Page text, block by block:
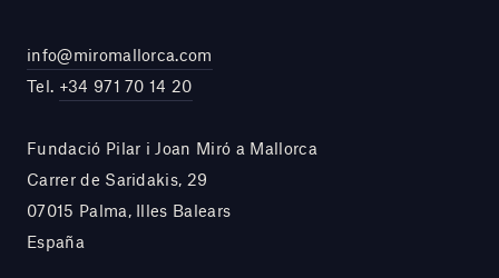
info@miromallorca.com
Tel. +34 971 70 14 20
Fundació Pilar i Joan Miró a Mallorca
Carrer de Saridakis, 29
07015 Palma, Illes Balears
España